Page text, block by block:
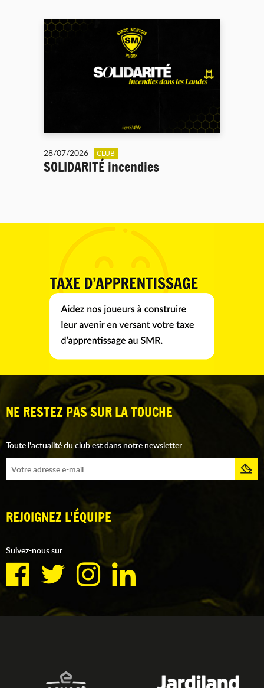
28/07/2026 CLUB
SOLIDARITÉ incendies
NE RESTEZ PAS SUR LA TOUCHE
Toute l'actualité du club est dans notre newsletter
REJOIGNEZ L'ÉQUIPE
Suivez-nous sur :